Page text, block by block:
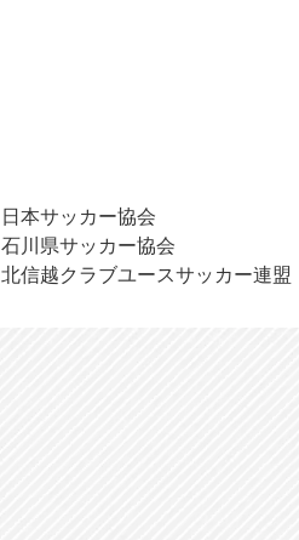
日本サッカー協会
石川県サッカー協会
北信越クラブユースサッカー連盟